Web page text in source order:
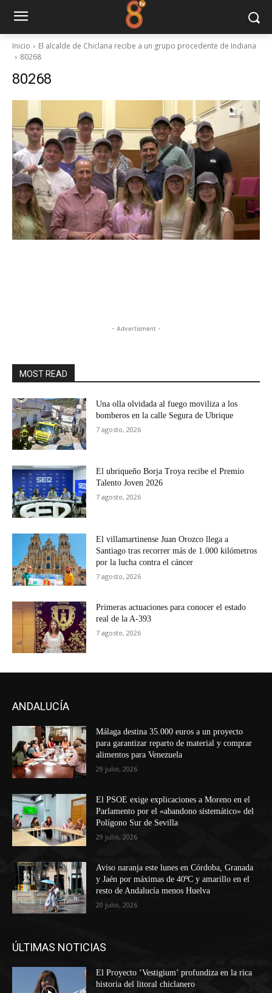
Inicio
El alcalde de Chiclana recibe a un grupo procedente de Indiana
80268
80268
- Advertisment -
MOST READ
Una olla olvidada al fuego moviliza a los
bomberos en la calle Segura de Ubrique
7 agosto, 2026
El ubriqueño Borja Troya recibe el Premio
Talento Joven 2026
7 agosto, 2026
El villamartinense Juan Orozco llega a
Santiago tras recorrer más de 1.000 kilómetros
por la lucha contra el cáncer
7 agosto, 2026
Primeras actuaciones para conocer el estado
real de la A-393
7 agosto, 2026
ANDALUCÍA
Málaga destina 35.000 euros a un proyecto
para garantizar reparto de material y comprar
alimentos para Venezuela
29 julio, 2026
El PSOE exige explicaciones a Moreno en el
Parlamento por el «abandono sistemático» del
Polígono Sur de Sevilla
29 julio, 2026
Aviso naranja este lunes en Córdoba, Granada
y Jaén por máximas de 40ºC y amarillo en el
resto de Andalucía menos Huelva
20 julio, 2026
ÚLTIMAS NOTICIAS
El Proyecto ‘Vestigium’ profundiza en la rica
historia del litoral chiclanero